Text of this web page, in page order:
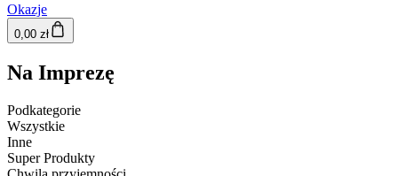
Okazje
0,00 zł
Na Imprezę
Podkategorie
Wszystkie
Inne
Super Produkty